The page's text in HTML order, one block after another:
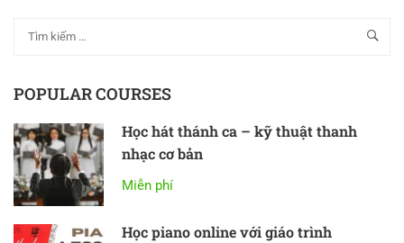
POPULAR COURSES
Học hát thánh ca – kỹ thuật thanh
nhạc cơ bản
Miễn phí
Học piano online với giáo trình